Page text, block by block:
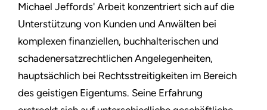
Michael Jeffords' Arbeit konzentriert sich auf die
Unterstützung von Kunden und Anwälten bei
komplexen finanziellen, buchhalterischen und
schadenersatzrechtlichen Angelegenheiten,
hauptsächlich bei Rechtsstreitigkeiten im Bereich
des geistigen Eigentums. Seine Erfahrung